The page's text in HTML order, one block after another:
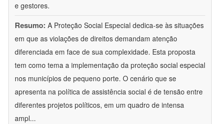
e gestores.
Resumo: A Proteção Social Especial dedica-se às situações
em que as violações de direitos demandam atenção
diferenciada em face de sua complexidade. Esta proposta
tem como tema a implementação da proteção social especial
nos municípios de pequeno porte. O cenário que se
apresenta na política de assistência social é de tensão entre
diferentes projetos políticos, em um quadro de intensa
ampl...